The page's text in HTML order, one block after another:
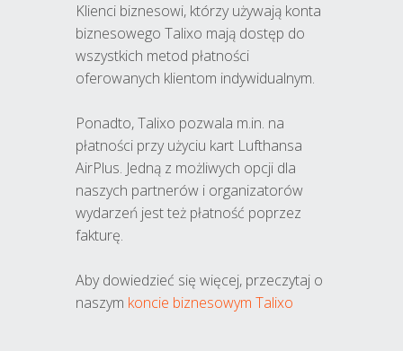
Klienci biznesowi, którzy używają konta
biznesowego Talixo mają dostęp do
wszystkich metod płatności
oferowanych klientom indywidualnym.
Ponadto, Talixo pozwala m.in. na
płatności przy użyciu kart Lufthansa
AirPlus. Jedną z możliwych opcji dla
naszych partnerów i organizatorów
wydarzeń jest też płatność poprzez
fakturę.
Aby dowiedzieć się więcej, przeczytaj o
naszym koncie biznesowym Talixo